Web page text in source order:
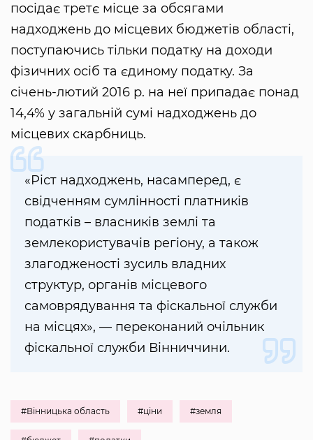
посідає третє місце за обсягами
надходжень до місцевих бюджетів області,
поступаючись тільки податку на доходи
фізичних осіб та єдиному податку. За
січень-лютий 2016 р. на неї припадає понад
14,4% у загальній сумі надходжень до
місцевих скарбниць.
«Ріст надходжень, насамперед, є
свідченням сумлінності платників
податків – власників землі та
землекористувачів регіону, а також
злагодженості зусиль владних
структур, органів місцевого
самоврядування та фіскальної служби
на місцях», — переконаний очільник
фіскальної служби Вінниччини.
#Вінницька область #ціни #земля